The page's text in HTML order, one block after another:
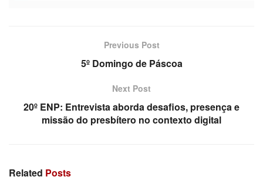
Previous Post
5º Domingo de Páscoa
Next Post
20º ENP: Entrevista aborda desafios, presença e
missão do presbítero no contexto digital
Related Posts